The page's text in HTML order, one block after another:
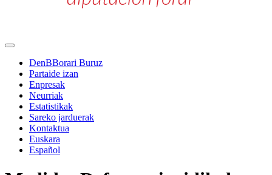
Main
Navigation
DenBBorari Buruz
Partaide izan
Enpresak
Neurriak
Estatistikak
Sareko jarduerak
Kontaktua
Euskara
Español